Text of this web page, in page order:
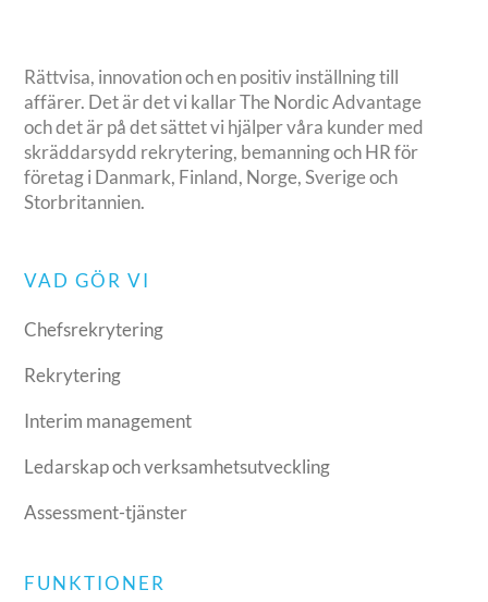
Rättvisa, innovation och en positiv inställning till
affärer. Det är det vi kallar The Nordic Advantage
och det är på det sättet vi hjälper våra kunder med
skräddarsydd rekrytering, bemanning och HR för
företag i Danmark, Finland, Norge, Sverige och
Storbritannien.
VAD GÖR VI
Chefsrekrytering
Rekrytering
Interim management
Ledarskap och verksamhetsutveckling
Assessment-tjänster
FUNKTIONER